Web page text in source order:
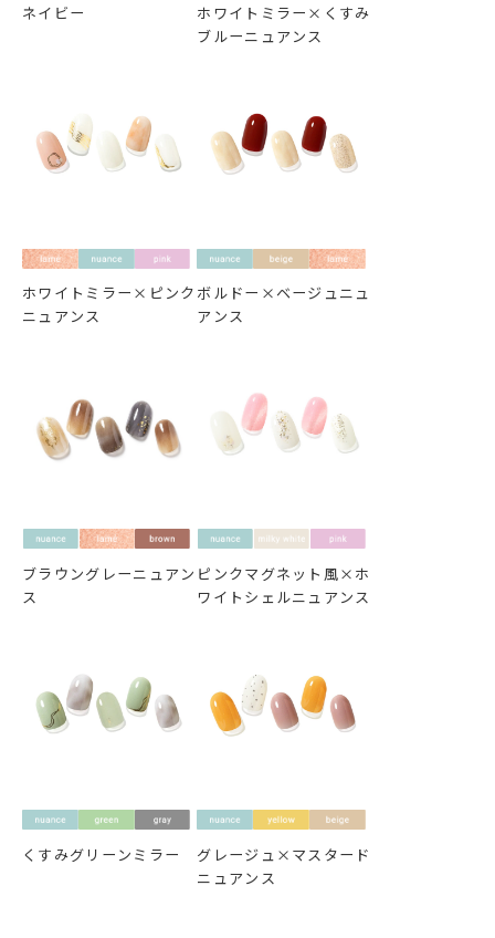
ネイビー
ホワイトミラー×くすみ
ブルーニュアンス
ホワイトミラー×ピンク
ニュアンス
ボルドー×ベージュニュ
アンス
ブラウングレーニュアン
ス
ピンクマグネット風×ホ
ワイトシェルニュアンス
くすみグリーンミラー
グレージュ×マスタード
ニュアンス